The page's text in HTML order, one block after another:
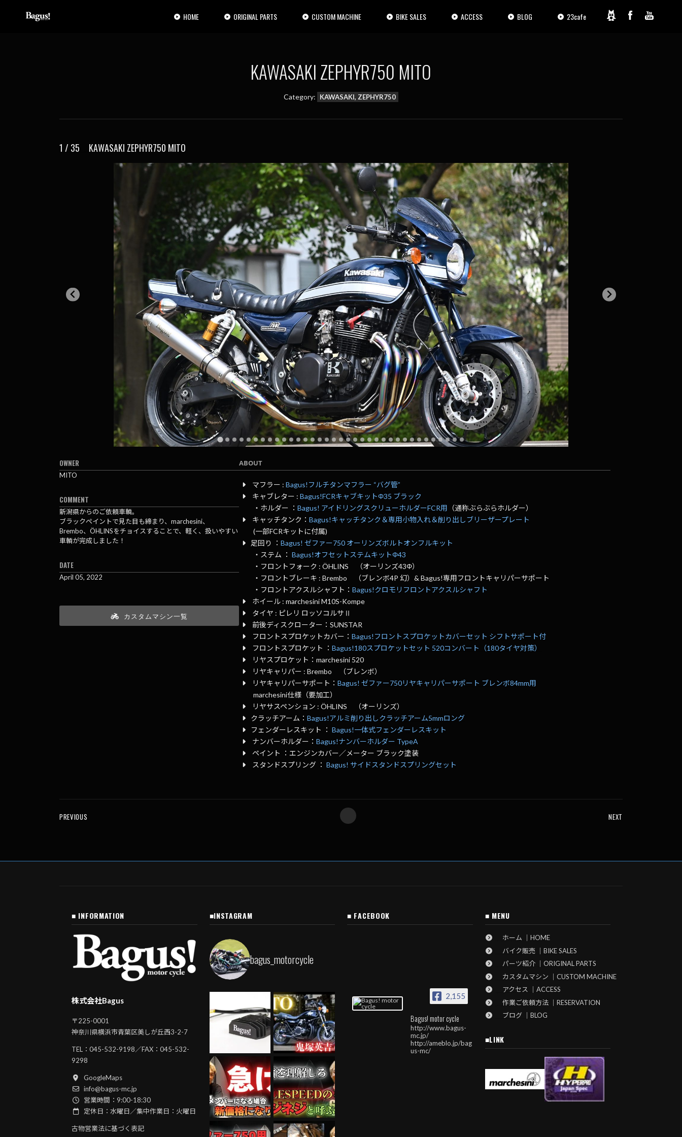
HOME ORIGINAL PARTS CUSTOM MACHINE BIKE SALES ACCESS BLOG 23cafe
KAWASAKI ZEPHYR750 MITO
Category: KAWASAKI, ZEPHYR750
1 / 35 KAWASAKI ZEPHYR750 MITO
OWNER
MITO
COMMENT
新潟県からのご依頼車輌。
ブラックペイントで見た目も締まり、marchesini、
Brembo、ÖHLINSをチョイスすることで、軽く、扱いやすい
車輌が完成しました！
DATE
April 05, 2022
カスタムマシン一覧
ABOUT
マフラー :Bagus!フルチタンマフラー “バグ管”
キャブレター :Bagus!FCRキャブキットΦ35 ブラック
・ホルダー ：Bagus! アイドリングスクリューホルダーFCR用 （通称ぶらぶらホルダー）
キャッチタンク：Bagus!キャッチタンク＆専用小物入れ＆削り出しブリーザープレート
(一部FCRキットに付属)
足回り ：Bagus! ゼファー750 オーリンズボルトオンフルキット
・ステム ：Bagus!オフセットステムキットΦ43
・フロントフォーク : ÖHLINS （オーリンズ43Φ）
・フロントブレーキ : Brembo （ブレンボ4P 幻）& Bagus!専用フロントキャリパーサポート
・フロントアクスルシャフト：Bagus!クロモリフロントアクスルシャフト
ホイール : marchesini M10S-Kompe
タイヤ : ピレリ ロッソコルサⅡ
前後ディスクローター：SUNSTAR
フロントスプロケットカバー：Bagus!フロントスプロケットカバーセット シフトサポート付
フロントスプロケット ：Bagus!180スプロケットセット 520コンバート（180タイヤ対策）
リヤスプロケット：marchesini 520
リヤキャリパー : Brembo （ブレンボ）
リヤキャリパーサポート：Bagus! ゼファー750リヤキャリパーサポート ブレンボ84mm用
marchesini仕様（要加工）
リヤサスペンション : ÖHLINS （オーリンズ）
クラッチアーム：Bagus!アルミ削り出しクラッチアーム5mmロング
フェンダーレスキット ：Bagus!一体式フェンダーレスキット
ナンバーホルダー：Bagus!ナンバーホルダー TypeA
ペイント ：エンジンカバー／メーター ブラック塗装
スタンドスプリング ：Bagus! サイドスタンドスプリングセット
PREVIOUS NEXT
■ INFORMATION
株式会社Bagus
〒225-0001
神奈川県横浜市青葉区美しが丘西3-2-7
TEL： 045-532-9198／FAX：045-532-
9298
GoogleMaps
info@bagus-mc.jp
営業時間：9:00-18:30
定休日：水曜日／集中作業日：火曜日
古物営業法に基づく表記
■INSTAGRAM
bagus_motorcycle
■ FACEBOOK
2,155
Bagus! motor cycle
http://www.bagus-
mc.jp/
http://ameblo.jp/bag
us-mc/
■ MENU
ホーム ｜HOME
バイク販売 ｜BIKE SALES
パーツ紹介 ｜ORIGINAL PARTS
カスタムマシン ｜CUSTOM MACHINE
アクセス ｜ACCESS
作業ご依頼方法 ｜RESERVATION
ブログ ｜BLOG
■LINK